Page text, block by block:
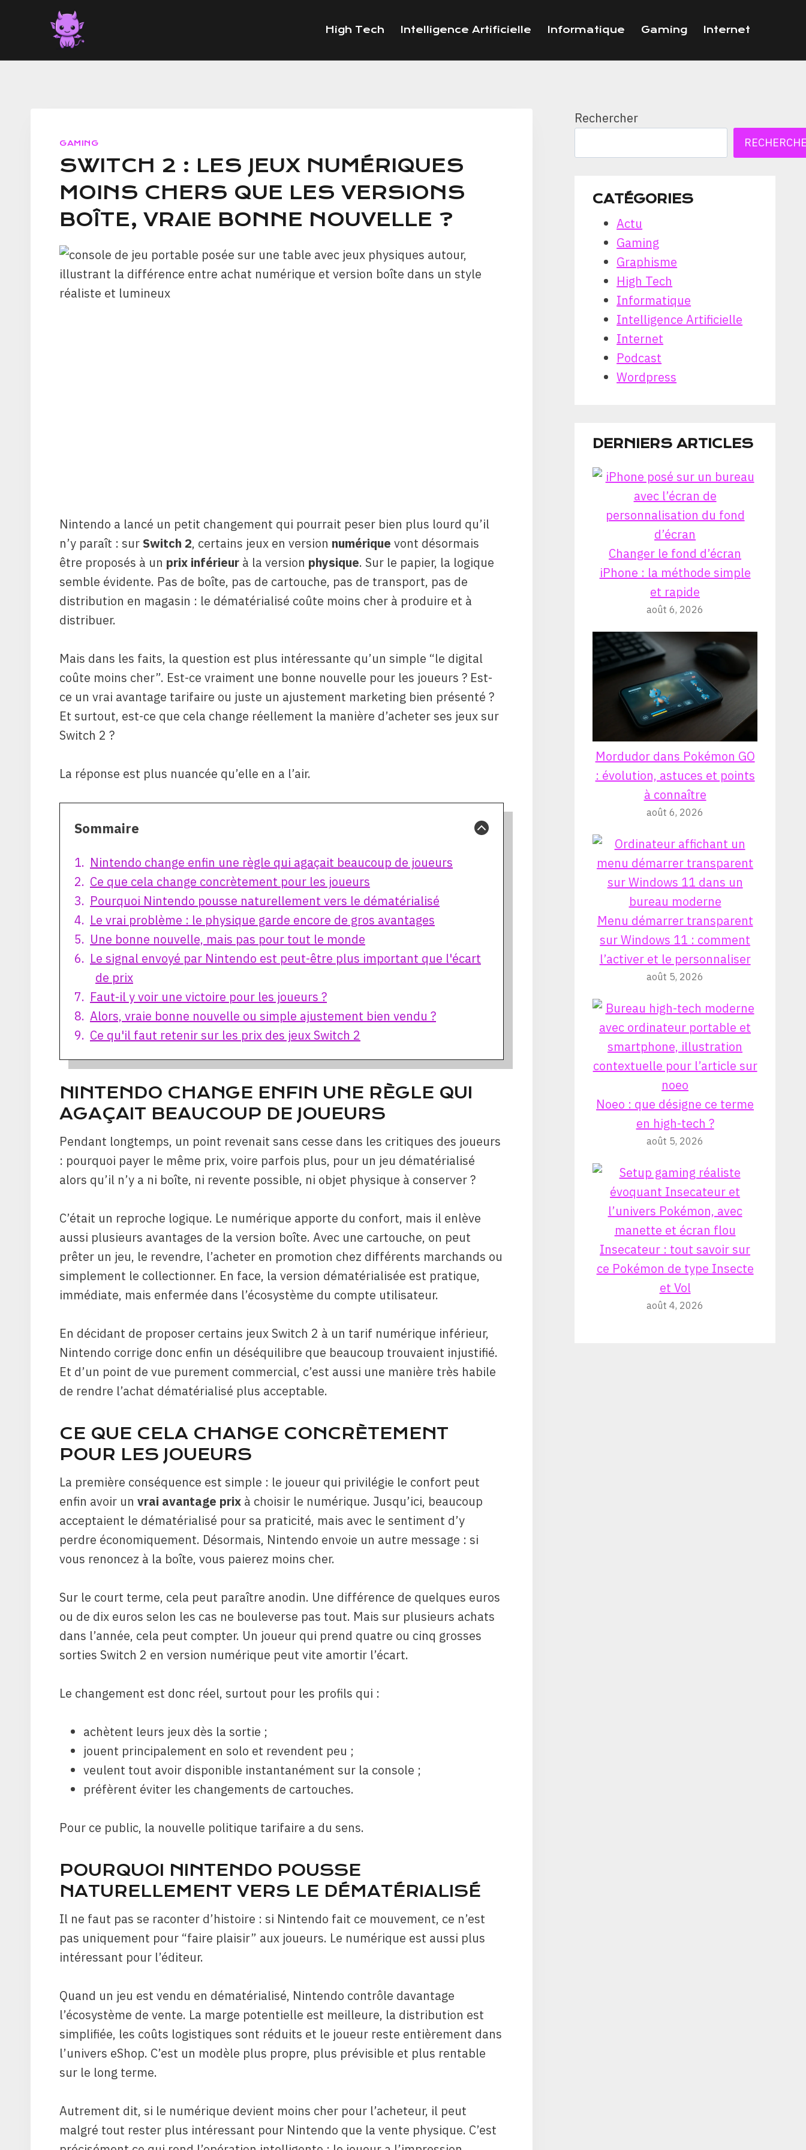
High Tech Intelligence Artificielle Informatique Gaming Internet
GAMING
SWITCH 2 : LES JEUX NUMÉRIQUES
MOINS CHERS QUE LES VERSIONS
BOÎTE, VRAIE BONNE NOUVELLE ?
Nintendo a lancé un petit changement qui pourrait peser bien plus lourd qu’il
n’y paraît : sur Switch 2, certains jeux en version numérique vont désormais
être proposés à un prix inférieur à la version physique. Sur le papier, la logique
semble évidente. Pas de boîte, pas de cartouche, pas de transport, pas de
distribution en magasin : le dématérialisé coûte moins cher à produire et à
distribuer.
Mais dans les faits, la question est plus intéressante qu’un simple “le digital
coûte moins cher”. Est-ce vraiment une bonne nouvelle pour les joueurs ? Est-
ce un vrai avantage tarifaire ou juste un ajustement marketing bien présenté ?
Et surtout, est-ce que cela change réellement la manière d’acheter ses jeux sur
Switch 2 ?
La réponse est plus nuancée qu’elle en a l’air.
Sommaire
Nintendo change enfin une règle qui agaçait beaucoup de joueurs
Ce que cela change concrètement pour les joueurs
Pourquoi Nintendo pousse naturellement vers le dématérialisé
Le vrai problème : le physique garde encore de gros avantages
Une bonne nouvelle, mais pas pour tout le monde
Le signal envoyé par Nintendo est peut-être plus important que l'écart
de prix
Faut-il y voir une victoire pour les joueurs ?
Alors, vraie bonne nouvelle ou simple ajustement bien vendu ?
Ce qu'il faut retenir sur les prix des jeux Switch 2
NINTENDO CHANGE ENFIN UNE RÈGLE QUI
AGAÇAIT BEAUCOUP DE JOUEURS
Pendant longtemps, un point revenait sans cesse dans les critiques des joueurs
: pourquoi payer le même prix, voire parfois plus, pour un jeu dématérialisé
alors qu’il n’y a ni boîte, ni revente possible, ni objet physique à conserver ?
C’était un reproche logique. Le numérique apporte du confort, mais il enlève
aussi plusieurs avantages de la version boîte. Avec une cartouche, on peut
prêter un jeu, le revendre, l’acheter en promotion chez différents marchands ou
simplement le collectionner. En face, la version dématérialisée est pratique,
immédiate, mais enfermée dans l’écosystème du compte utilisateur.
En décidant de proposer certains jeux Switch 2 à un tarif numérique inférieur,
Nintendo corrige donc enfin un déséquilibre que beaucoup trouvaient injustifié.
Et d’un point de vue purement commercial, c’est aussi une manière très habile
de rendre l’achat dématérialisé plus acceptable.
CE QUE CELA CHANGE CONCRÈTEMENT
POUR LES JOUEURS
La première conséquence est simple : le joueur qui privilégie le confort peut
enfin avoir un vrai avantage prix à choisir le numérique. Jusqu’ici, beaucoup
acceptaient le dématérialisé pour sa praticité, mais avec le sentiment d’y
perdre économiquement. Désormais, Nintendo envoie un autre message : si
vous renoncez à la boîte, vous paierez moins cher.
Sur le court terme, cela peut paraître anodin. Une différence de quelques euros
ou de dix euros selon les cas ne bouleverse pas tout. Mais sur plusieurs achats
dans l’année, cela peut compter. Un joueur qui prend quatre ou cinq grosses
sorties Switch 2 en version numérique peut vite amortir l’écart.
Le changement est donc réel, surtout pour les profils qui :
achètent leurs jeux dès la sortie ;
jouent principalement en solo et revendent peu ;
veulent tout avoir disponible instantanément sur la console ;
préfèrent éviter les changements de cartouches.
Pour ce public, la nouvelle politique tarifaire a du sens.
POURQUOI NINTENDO POUSSE
NATURELLEMENT VERS LE DÉMATÉRIALISÉ
Il ne faut pas se raconter d’histoire : si Nintendo fait ce mouvement, ce n’est
pas uniquement pour “faire plaisir” aux joueurs. Le numérique est aussi plus
intéressant pour l’éditeur.
Quand un jeu est vendu en dématérialisé, Nintendo contrôle davantage
l’écosystème de vente. La marge potentielle est meilleure, la distribution est
simplifiée, les coûts logistiques sont réduits et le joueur reste entièrement dans
l’univers eShop. C’est un modèle plus propre, plus prévisible et plus rentable
sur le long terme.
Autrement dit, si le numérique devient moins cher pour l’acheteur, il peut
malgré tout rester plus intéressant pour Nintendo que la vente physique. C’est
Rechercher
CATÉGORIES
Actu
Gaming
Graphisme
High Tech
Informatique
Intelligence Artificielle
Internet
Podcast
Wordpress
DERNIERS ARTICLES
Changer le fond d’écran
iPhone : la méthode simple
et rapide
août 6, 2026
Mordudor dans Pokémon GO
: évolution, astuces et points
à connaître
août 6, 2026
Menu démarrer transparent
sur Windows 11 : comment
l’activer et le personnaliser
août 5, 2026
Noeo : que désigne ce terme
en high-tech ?
août 5, 2026
Insecateur : tout savoir sur
ce Pokémon de type Insecte
et Vol
août 4, 2026